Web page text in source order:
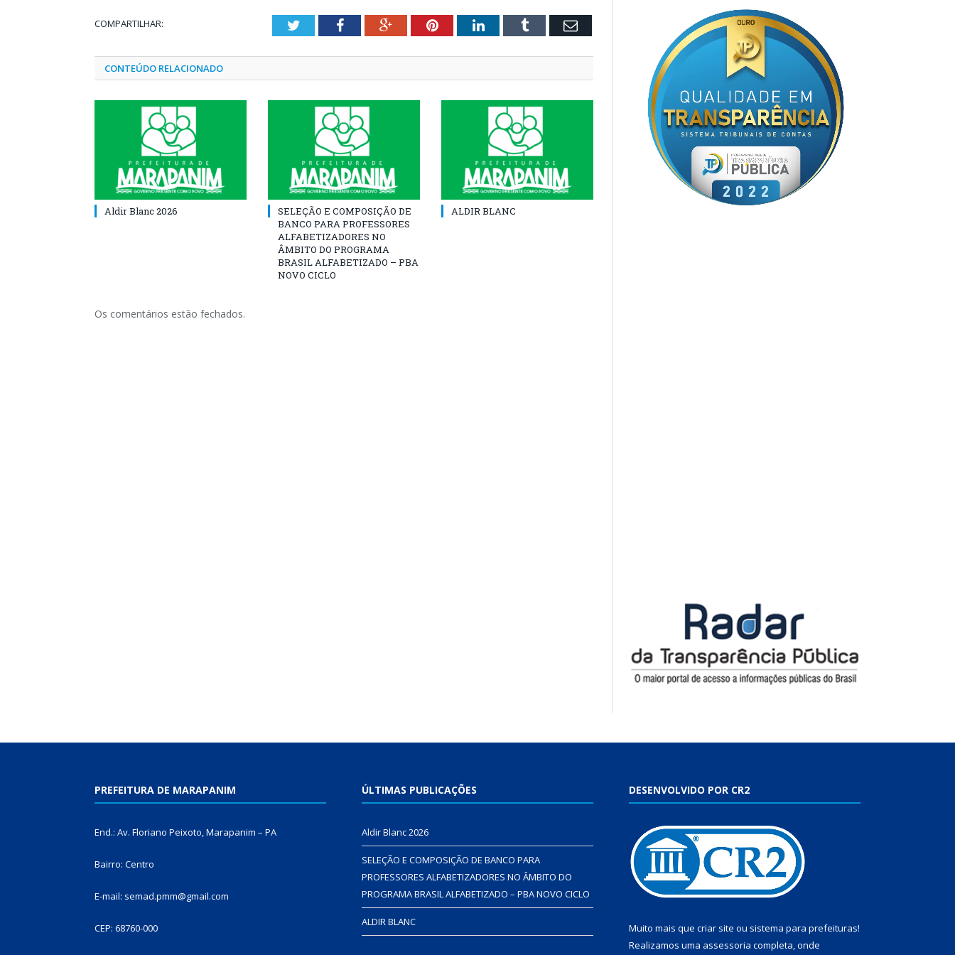
COMPARTILHAR: TwitterFacebookGoogle+PinterestLinkedInTumblr Email
CONTEÚDO RELACIONADO
Aldir Blanc 2026
SELEÇÃO E COMPOSIÇÃO DE
BANCO PARA PROFESSORES
ALFABETIZADORES NO
ÂMBITO DO PROGRAMA
BRASIL ALFABETIZADO – PBA
NOVO CICLO
ALDIR BLANC
Os comentários estão fechados.
PREFEITURA DE MARAPANIM
End.: Av. Floriano Peixoto, Marapanim – PA
Bairro: Centro
E-mail: semad.pmm@gmail.com
CEP: 68760-000
ÚLTIMAS PUBLICAÇÕES
Aldir Blanc 2026
SELEÇÃO E COMPOSIÇÃO DE BANCO PARA
PROFESSORES ALFABETIZADORES NO ÂMBITO DO
PROGRAMA BRASIL ALFABETIZADO – PBA NOVO CICLO
ALDIR BLANC
DESENVOLVIDO POR CR2
Muito mais que criar site ou sistema para prefeituras!
Realizamos uma assessoria completa, onde